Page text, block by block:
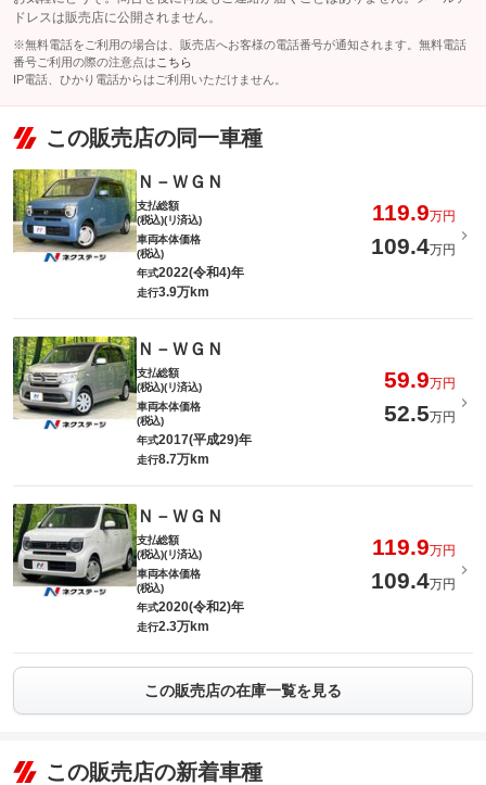
ドレスは販売店に公開されません。
※無料電話をご利用の場合は、販売店へお客様の電話番号が通知されます。無料電話
番号ご利用の際の注意点は こちら
IP電話、ひかり電話からはご利用いただけません。
この販売店の同一車種
Ｎ－ＷＧＮ
支払総額
(税込)(リ済込)
119.9万円
車両本体価格
(税込)
109.4万円
年式2022(令和4)年
走行3.9万km
Ｎ－ＷＧＮ
支払総額
(税込)(リ済込)
59.9万円
車両本体価格
(税込)
52.5万円
年式2017(平成29)年
走行8.7万km
Ｎ－ＷＧＮ
支払総額
(税込)(リ済込)
119.9万円
車両本体価格
(税込)
109.4万円
年式2020(令和2)年
走行2.3万km
この販売店の在庫一覧を見る
この販売店の新着車種